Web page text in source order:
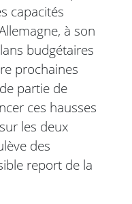
capacités
à son
budgétaires
prochaines
partie de
ces hausses
les deux
des
report de la